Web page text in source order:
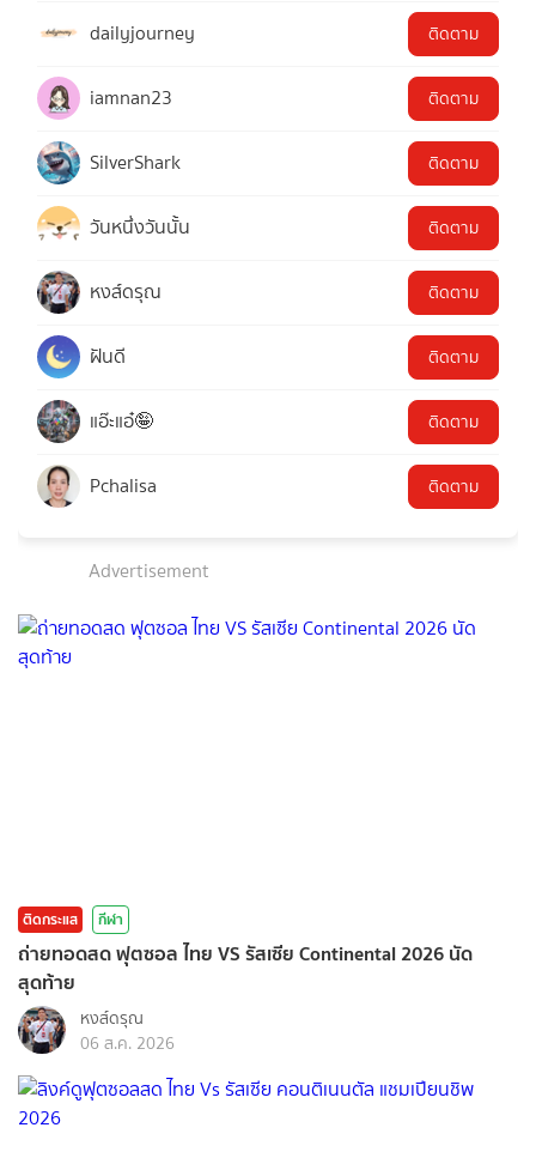
dailyjourney ติดตาม
iamnan23 ติดตาม
SilverShark ติดตาม
วันหนึ่งวันนั้น ติดตาม
หงส์ดรุณ ติดตาม
ฝันดี ติดตาม
แอ๊ะแอ๋🤪 ติดตาม
Pchalisa ติดตาม
Advertisement
ติดกระแส กีฬา
ถ่ายทอดสด ฟุตซอล ไทย VS รัสเซีย Continental 2026 นัด
สุดท้าย
หงส์ดรุณ
06 ส.ค. 2026